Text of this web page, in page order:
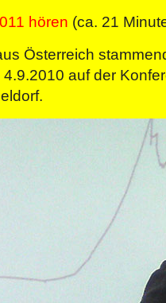
hören (ca. 21
Österreich
auf der